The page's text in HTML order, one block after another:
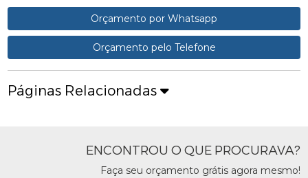
Orçamento por Whatsapp
Orçamento pelo Telefone
Páginas Relacionadas
ENCONTROU O QUE PROCURAVA?
Faça seu orçamento grátis agora mesmo!